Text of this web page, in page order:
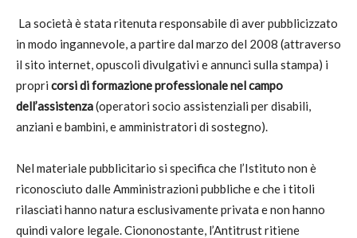
La società è stata ritenuta responsabile di aver pubblicizzato
in modo ingannevole, a partire dal marzo del 2008 (attraverso
il sito internet, opuscoli divulgativi e annunci sulla stampa) i
propri corsi di formazione professionale nel campo
dell’assistenza(operatori socio assistenziali per disabili,
anziani e bambini, e amministratori di sostegno).
Nel materiale pubblicitario si specifica che l’Istituto non è
riconosciuto dalle Amministrazioni pubbliche e che i titoli
rilasciati hanno natura esclusivamente privata e non hanno
quindi valore legale. Ciononostante, l’Antitrust ritiene